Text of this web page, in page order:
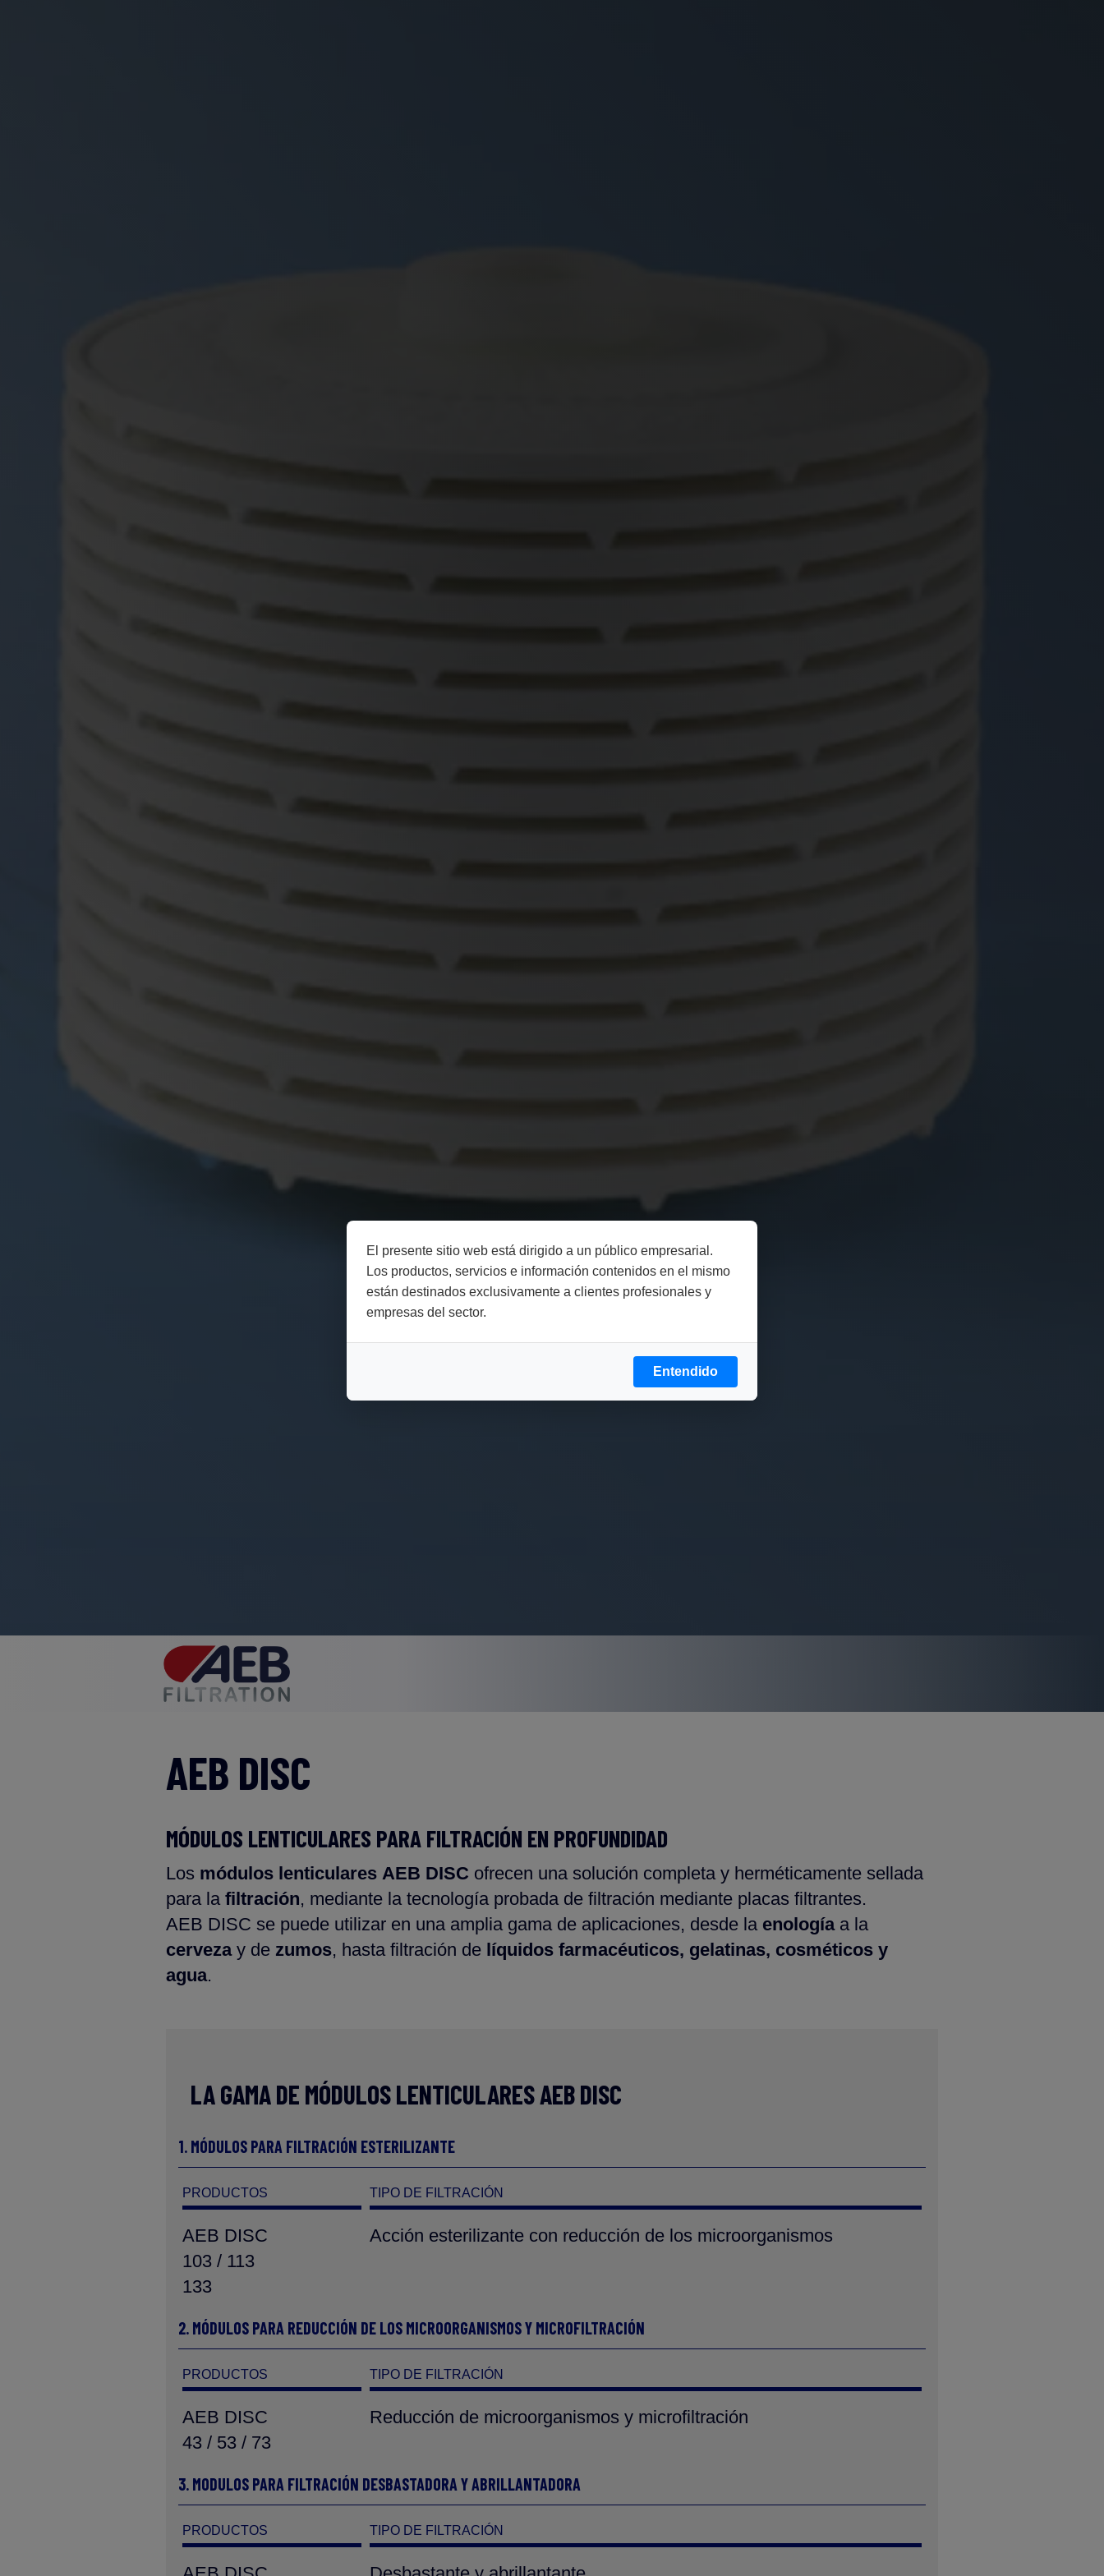
El presente sitio web está dirigido a un público empresarial.
Los productos, servicios e información contenidos en el mismo
están destinados exclusivamente a clientes profesionales y
empresas del sector.
Entendido
AEB DISC
MÓDULOS LENTICULARES PARA FILTRACIÓN EN PROFUNDIDAD
Los módulos lenticulares AEB DISC ofrecen una solución completa y herméticamente sellada
para la filtración, mediante la tecnología probada de filtración mediante placas filtrantes.
AEB DISC se puede utilizar en una amplia gama de aplicaciones, desde la enologíaa la
cervezay de zumos, hasta filtración de líquidos farmacéuticos, gelatinas, cosméticos y
agua.
LA GAMA DE MÓDULOS LENTICULARES AEB DISC
1. MÓDULOS PARA FILTRACIÓN ESTERILIZANTE
PRODUCTOS
AEB DISC
103 / 113
133
TIPO DE FILTRACIÓN
Acción esterilizante con reducción de los microorganismos
2. MÓDULOS PARA REDUCCIÓN DE LOS MICROORGANISMOS Y MICROFILTRACIÓN
PRODUCTOS
AEB DISC
43 / 53 / 73
TIPO DE FILTRACIÓN
Reducción de microorganismos y microfiltración
3. MODULOS PARA FILTRACIÓN DESBASTADORA Y ABRILLANTADORA
PRODUCTOS TIPO DE FILTRACIÓN